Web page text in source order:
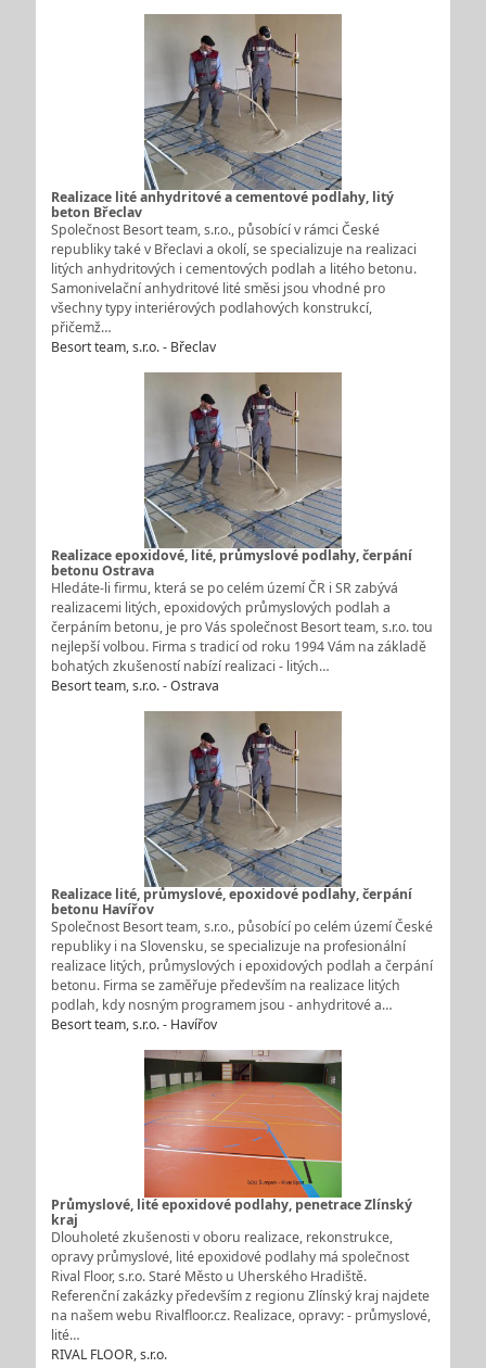
Realizace lité anhydritové a cementové podlahy, litý
beton Břeclav
Společnost Besort team, s.r.o., působící v rámci České
republiky také v Břeclavi a okolí, se specializuje na realizaci
litých anhydritových i cementových podlah a litého betonu.
Samonivelační anhydritové lité směsi jsou vhodné pro
všechny typy interiérových podlahových konstrukcí,
přičemž…
Besort team, s.r.o. - Břeclav
Realizace epoxidové, lité, průmyslové podlahy, čerpání
betonu Ostrava
Hledáte-li firmu, která se po celém území ČR i SR zabývá
realizacemi litých, epoxidových průmyslových podlah a
čerpáním betonu, je pro Vás společnost Besort team, s.r.o. tou
nejlepší volbou. Firma s tradicí od roku 1994 Vám na základě
bohatých zkušeností nabízí realizaci - litých…
Besort team, s.r.o. - Ostrava
Realizace lité, průmyslové, epoxidové podlahy, čerpání
betonu Havířov
Společnost Besort team, s.r.o., působící po celém území České
republiky i na Slovensku, se specializuje na profesionální
realizace litých, průmyslových i epoxidových podlah a čerpání
betonu. Firma se zaměřuje především na realizace litých
podlah, kdy nosným programem jsou - anhydritové a…
Besort team, s.r.o. - Havířov
Průmyslové, lité epoxidové podlahy, penetrace Zlínský
kraj
Dlouholeté zkušenosti v oboru realizace, rekonstrukce,
opravy průmyslové, lité epoxidové podlahy má společnost
Rival Floor, s.r.o. Staré Město u Uherského Hradiště.
Referenční zakázky především z regionu Zlínský kraj najdete
na našem webu Rivalfloor.cz. Realizace, opravy: - průmyslové,
lité…
RIVAL FLOOR, s.r.o.